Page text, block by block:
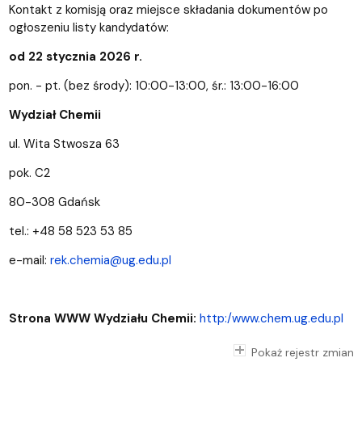
Kontakt z komisją oraz miejsce składania dokumentów po
ogłoszeniu listy kandydatów:
od 22 stycznia 2026 r.
pon. - pt. (bez środy): 10:00-13:00, śr.: 13:00-16:00
Wydział Chemii
ul. Wita Stwosza 63
pok. C2
80-308 Gdańsk
tel.: +48 58 523 53 85
e-mail: rek.chemia@ug.edu.pl
Strona WWW Wydziału Chemii: http:/www.chem.ug.edu.pl
Pokaż rejestr zmian